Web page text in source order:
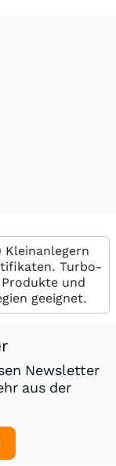
Turbo-
und
geeignet.
Newsletter
aus der